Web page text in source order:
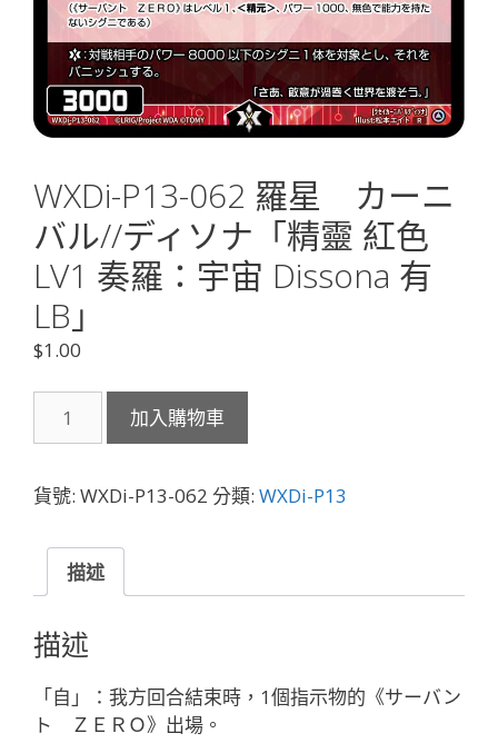
WXDi-P13-062 羅星 カーニ
バル//ディソナ「精靈 紅色
LV1 奏羅：宇宙 Dissona 有
LB」
$1.00
P13-
羅
カ
ニ
バ
ル//
デ
ソ
加入購物車
貨號: WXDi-P13-062 分類: WXDi-P13
描述
描述
「自」：我方回合結束時，1個指示物的《サーバン
ト ＺＥＲＯ》出場。